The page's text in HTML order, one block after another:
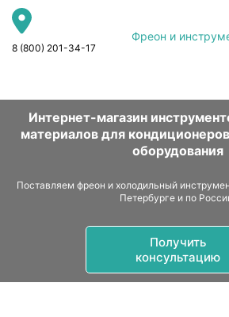
Фреон и
8 (800) 201-34-17
Интернет-магазин
материалов для
оборудования
Поставляем фреон и холодильный
Петербурге и по
Получить
консультацию